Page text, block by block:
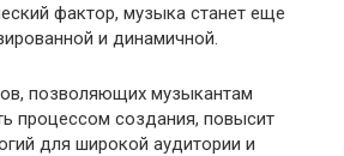
фактор, музыка станет еще
и динамичной.
позволяющих музыкантам
процессом создания, повысит
для широкой аудитории и